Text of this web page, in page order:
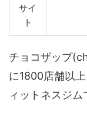
サイ
ト
チョコザップ
に1800店舗以
ィットネスジム